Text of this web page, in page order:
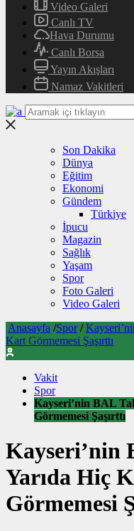
Video Galeri
Canlı TV
Hava Durumu
Canlı Borsa
Yayın Akışları
Namaz Vakitleri
Son Dakika
Dünya
Eğitim
Ekonomi
Gündem
Türkiye
İpucu
Magazin
Sağlık
Yaşam
Spor
Foto Galeri
Video Galeri
Anasayfa /Spor /
Kart Görmemesi Şaşırttı
Vakit
Spor
Kayseri’nin BAL
Görmemesi Şaşırttı
Kayseri’nin
Yarıda Hiç
Görmemesi